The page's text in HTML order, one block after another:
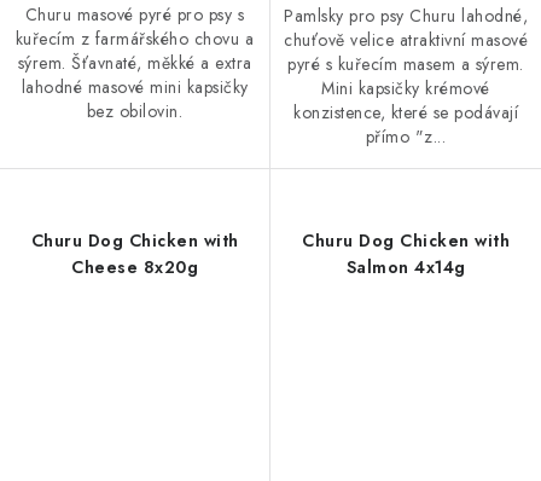
Churu masové pyré pro psy s
kuřecím z farmářského chovu a
sýrem. Šťavnaté, měkké a extra
lahodné masové mini kapsičky
bez obilovin.
Pamlsky pro psy Churu lahodné,
chuťově velice atraktivní masové
pyré s kuřecím masem a sýrem.
Mini kapsičky krémové
konzistence, které se podávají
přímo "z...
Churu Dog Chicken with
Cheese 8x20g
Churu Dog Chicken with
Salmon 4x14g